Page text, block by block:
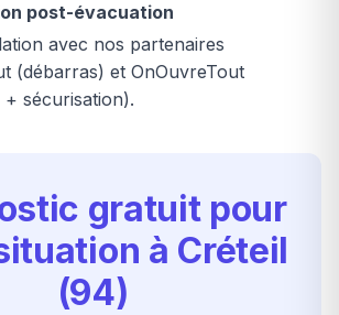
post-évacuation
avec nos partenaires
(débarras) et OnOuvreTout
sécurisation).
gratuit pour
à Créteil
(94)